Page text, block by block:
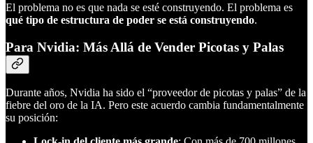
El problema no es que nada se esté construyendo. El problema es
qué tipo de estructura de poder se está construyendo.
Para Nvidia: Más Allá de Vender Picotas y Palas
Durante años, Nvidia ha sido el “proveedor de picotas y palas” de la
fiebre del oro de la IA. Pero este acuerdo cambia fundamentalmente
su posición: